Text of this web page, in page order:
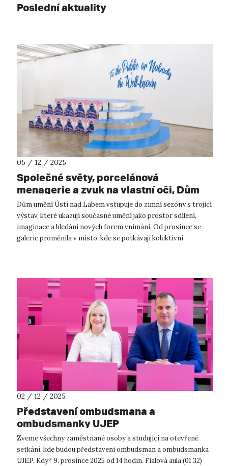
Poslední aktuality
05 / 12 / 2025
Společné světy, porcelánová
menagerie a zvuk na vlastní oči, Dům
umění Ústí nad Labem otevírá 3 nové
výstavy!
Dům umění Ústí nad Labem vstupuje do zimní sezóny s trojicí
výstav, které ukazují současné umění jako prostor sdílení,
imaginace a hledání nových forem vnímání. Od prosince se
galerie proměnila v místo, kde se potkávají kolektivní
02 / 12 / 2025
Představení ombudsmana a
ombudsmanky UJEP
Zveme všechny zaměstnané osoby a studující na otevřené
setkání, kde budou představeni ombudsman a ombudsmanka
UJEP. Kdy? 9. prosince 2025 od 14 hodin. Fialová aula (01.32)